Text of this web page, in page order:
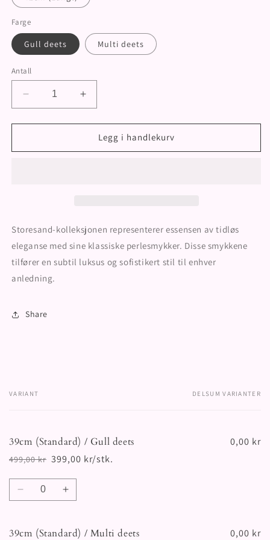
Farge
Gull deets Multi deets
Antall
antallet
for
Smykke
Øk
antallet
for
Storesand
Smykke
Legg i handlekurv
Storesand-kolleksjonen representerer essensen av tidløs
eleganse med sine klassiske perlesmykker. Disse smykkene
tilfører en subtil luksus og sofistikert stil til enhver
anledning.
Share
Handlekurven
VARIANT DELSUM VARIANTER
39cm (Standard) / Gull deets
Vanlig
pris
499,00 kr
Salgspris 399,00 kr/stk.
0,00 kr
Antall
Senk
39cm
Øk
39cm
39cm (Standard) / Multi deets 0,00 kr